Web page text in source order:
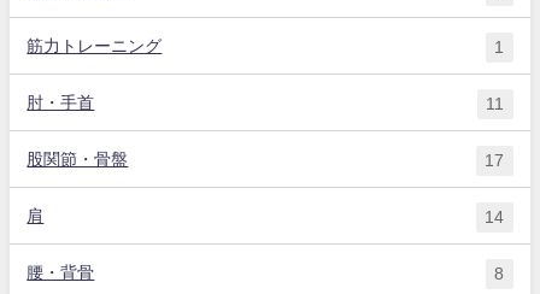
筋力トレーニング 1
肘・手首 11
股関節・骨盤 17
肩 14
腰・背骨 8